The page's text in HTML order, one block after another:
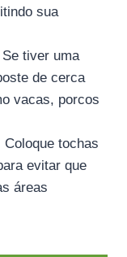
sua
Se tiver uma
de cerca
vacas, porcos
Coloque tochas
evitar que
áreas